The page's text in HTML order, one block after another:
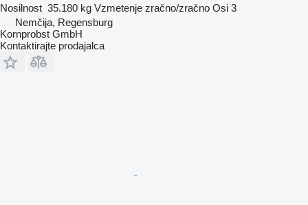
Nosilnost 35.180 kg Vzmetenje zračno/zračno Osi 3
Nemčija, Regensburg
Kornprobst GmbH
Kontaktirajte prodajalca